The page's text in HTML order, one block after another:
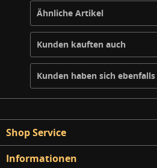
Ähnliche Artikel
Kunden kauften auch
Kunden haben sich
Shop Service
Informationen